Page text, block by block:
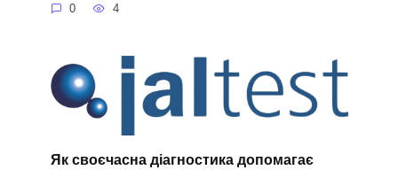
0 4
Як своєчасна діагностика допомагає